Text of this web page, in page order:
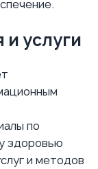
услуги
по
здоровью
и методов